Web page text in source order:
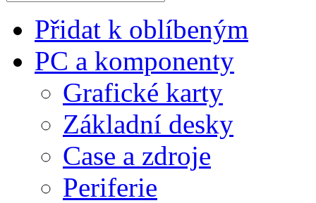
Přidat k oblíbeným
PC a komponenty
Grafické karty
Základní desky
Case a zdroje
Periferie